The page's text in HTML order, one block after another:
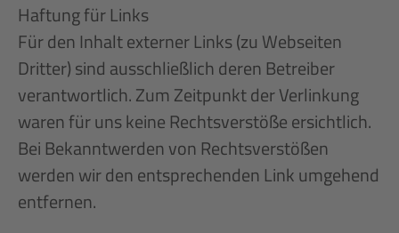
Haftung für Links
Für den Inhalt externer Links (zu Webseiten
Dritter) sind ausschließlich deren Betreiber
verantwortlich. Zum Zeitpunkt der Verlinkung
waren für uns keine Rechtsverstöße ersichtlich.
Bei Bekanntwerden von Rechtsverstößen
werden wir den entsprechenden Link umgehend
entfernen.